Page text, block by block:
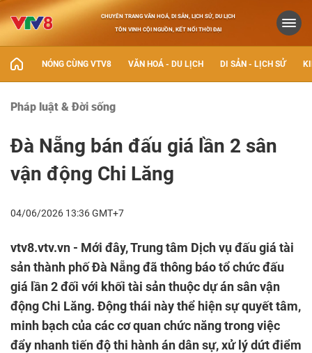
CHUYÊN TRANG VĂN HOÁ, DI SẢN, LỊCH SỬ, DU LỊCH
TÔN VINH CỘI NGUỒN, KẾT NỐI THỜI ĐẠI
NÓNG CÙNG VTV8 VĂN HOÁ - DU LỊCH DI SẢN - LỊCH SỬ
Pháp luật & Đời sống
Đà Nẵng bán đấu giá lần 2 sân
vận động Chi Lăng
04/06/2026 13:36 GMT+7
vtv8.vtv.vn - Mới đây, Trung tâm Dịch vụ đấu giá tài
sản thành phố Đà Nẵng đã thông báo tổ chức đấu
giá lần 2 đối với khối tài sản thuộc dự án sân vận
động Chi Lăng. Động thái này thể hiện sự quyết tâm,
minh bạch của các cơ quan chức năng trong việc
đẩy nhanh tiến độ thi hành án dân sự, xử lý dứt điểm